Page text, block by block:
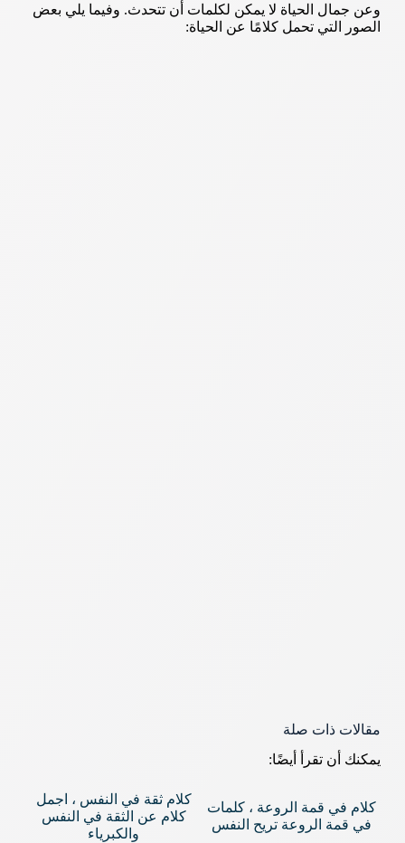
وعن جمال الحياة لا يمكن لكلمات أن تتحدث. وفيما يلي بعض
الصور التي تحمل كلامًا عن الحياة:
مقالات ذات صلة
يمكنك أن تقرأ أيضًا:
كلام في قمة الروعة ، كلمات
في قمة الروعة تريح النفس
كلام ثقة في النفس ، اجمل
كلام عن الثقة في النفس
والكبرياء